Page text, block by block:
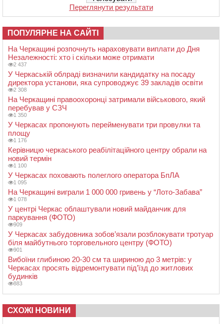
Переглянути результати
ПОПУЛЯРНЕ НА САЙТІ
На Черкащині розпочнуть нараховувати виплати до Дня
Незалежності: хто і скільки може отримати
2 437
У Черкаській облраді визначили кандидатку на посаду
директора установи, яка супроводжує 39 закладів освіти
2 308
На Черкащині правоохоронці затримали військового, який
перебував у СЗЧ
1 350
У Черкасах пропонують перейменувати три провулки та
площу
1 176
Керівницю черкаського реабілітаційного центру обрали на
новий термін
1 100
У Черкасах поховають полеглого оператора БпЛА
1 095
На Черкащині виграли 1 000 000 гривень у “Лото-Забава”
1 078
У центрі Черкас облаштували новий майданчик для
паркування (ФОТО)
909
У Черкасах забудовника зобов’язали розблокувати тротуар
біля майбутнього торговельного центру (ФОТО)
901
Вибоїни глибиною 20-30 см та шириною до 3 метрів: у
Черкасах просять відремонтувати під’їзд до житлових
будинків
883
СХОЖІ НОВИНИ